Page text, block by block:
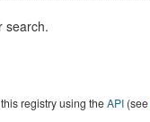
search.
registry using theAPI (see